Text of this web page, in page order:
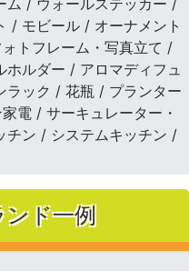
ム / ウォールステッカー /
/ モビール / オーナメント
トフレーム・写真立て /
ホルダー / アロマディフュ
ラック / 花瓶 / プランター
電 / サーキュレーター・
チン / システムキッチン /
ンド一例